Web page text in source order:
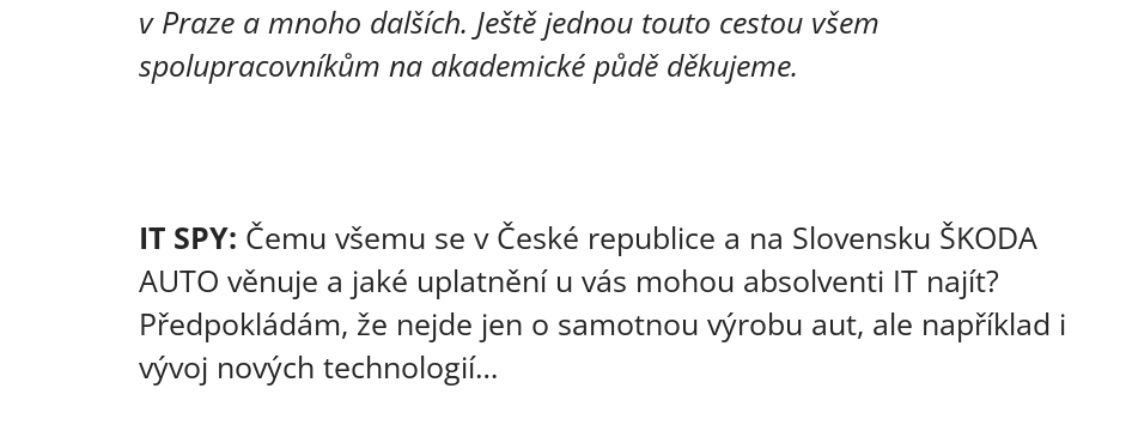
v Praze a mnoho dalších. Ještě jednou touto cestou všem
spolupracovníkům na akademické půdě děkujeme.
IT SPY: Čemu všemu se v České republice a na Slovensku ŠKODA
AUTO věnuje a jaké uplatnění u vás mohou absolventi IT najít?
Předpokládám, že nejde jen o samotnou výrobu aut, ale například i
vývoj nových technologií…